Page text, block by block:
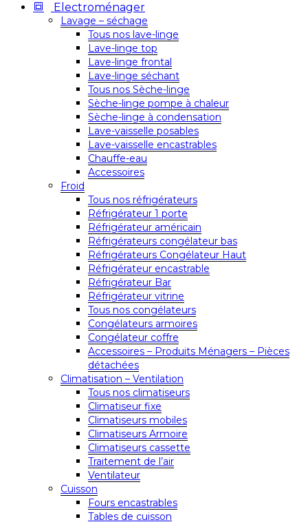
Electroménager
Lavage – séchage
Tous nos lave-linge
Lave-linge top
Lave-linge frontal
Lave-linge séchant
Tous nos Sèche-linge
Sèche-linge pompe à chaleur
Sèche-linge à condensation
Lave-vaisselle posables
Lave-vaisselle encastrables
Chauffe-eau
Accessoires
Froid
Tous nos réfrigérateurs
Réfrigérateur 1 porte
Réfrigérateur américain
Réfrigérateurs congélateur bas
Réfrigérateurs Congélateur Haut
Réfrigérateur encastrable
Réfrigérateur Bar
Réfrigérateur vitrine
Tous nos congélateurs
Congélateurs armoires
Congélateur coffre
Accessoires – Produits Ménagers – Pièces
détachées
Climatisation – Ventilation
Tous nos climatiseurs
Climatiseur fixe
Climatiseurs mobiles
Climatiseurs Armoire
Climatiseurs cassette
Traitement de l’air
Ventilateur
Cuisson
Fours encastrables
Tables de cuisson